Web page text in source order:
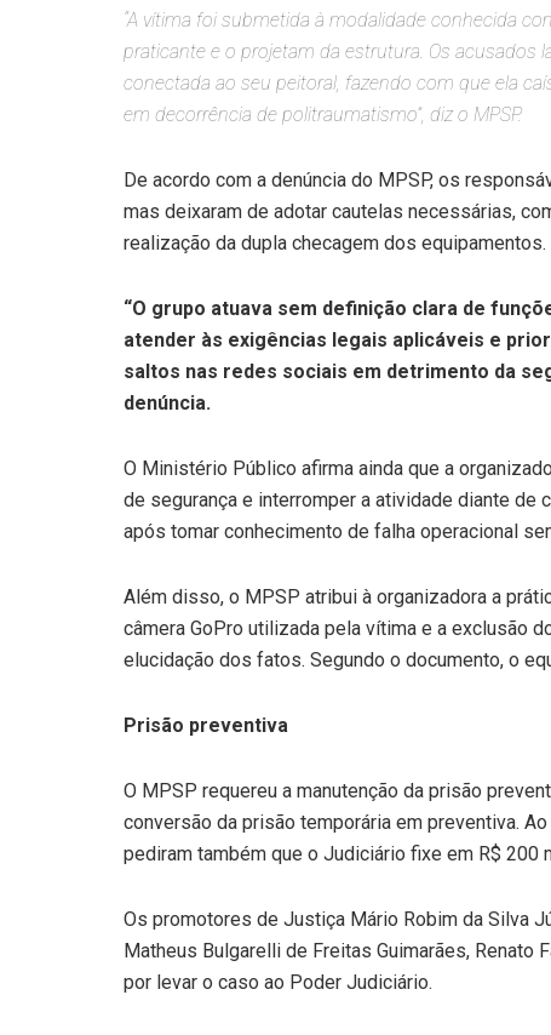
“A vítima foi submetida à modalidade conhecida
praticante e o projetam da estrutura. Os acusados
conectada ao seu peitoral, fazendo com que ela
em decorrência de politraumatismo”, diz o MPSP.
De acordo com a denúncia do MPSP, os
mas deixaram de adotar cautelas necessárias,
realização da dupla checagem dos equipamentos.
“O grupo atuava sem definição clara de
atender às exigências legais aplicáveis e
saltos nas redes sociais em detrimento da
denúncia.
O Ministério Público afirma ainda que a
de segurança e interromper a atividade diante
após tomar conhecimento de falha operacional
Além disso, o MPSP atribui à organizadora a
câmera GoPro utilizada pela vítima e a exclusão
elucidação dos fatos. Segundo o documento, o
Prisão preventiva
O MPSP requereu a manutenção da prisão
conversão da prisão temporária em preventiva.
pediram também que o Judiciário fixe em R$ 200
Os promotores de Justiça Mário Robim da Silva
Matheus Bulgarelli de Freitas Guimarães, Renato
por levar o caso ao Poder Judiciário.